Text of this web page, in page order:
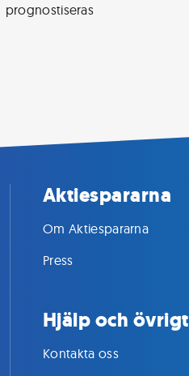
prognostiseras
Aktiespararna
Om Aktiespararna
Press
Hjälp och övrigt
Kontakta oss